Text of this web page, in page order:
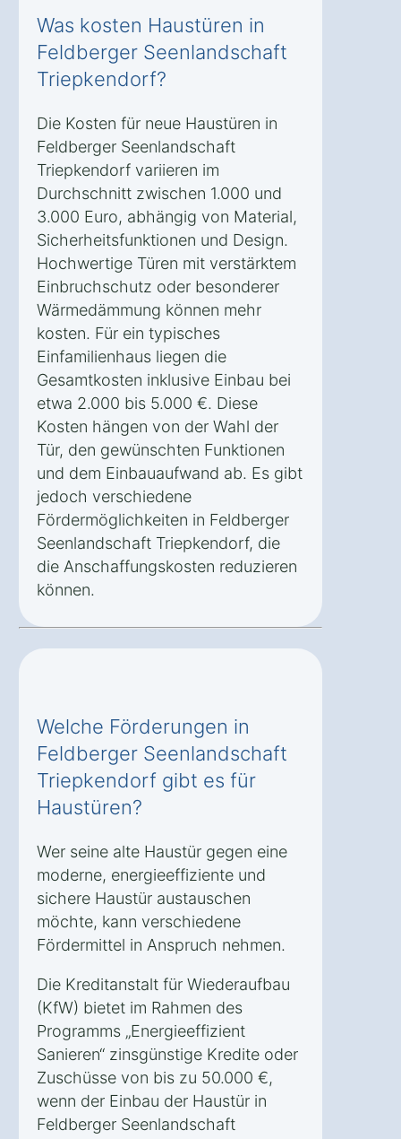
Was kosten Haustüren in
Feldberger Seenlandschaft
Triepkendorf?
Die Kosten für neue Haustüren in
Feldberger Seenlandschaft
Triepkendorf variieren im
Durchschnitt zwischen 1.000 und
3.000 Euro, abhängig von Material,
Sicherheitsfunktionen und Design.
Hochwertige Türen mit verstärktem
Einbruchschutz oder besonderer
Wärmedämmung können mehr
kosten. Für ein typisches
Einfamilienhaus liegen die
Gesamtkosten inklusive Einbau bei
etwa 2.000 bis 5.000 €. Diese
Kosten hängen von der Wahl der
Tür, den gewünschten Funktionen
und dem Einbauaufwand ab. Es gibt
jedoch verschiedene
Fördermöglichkeiten in Feldberger
Seenlandschaft Triepkendorf, die
die Anschaffungskosten reduzieren
können.
Welche Förderungen in
Feldberger Seenlandschaft
Triepkendorf gibt es für
Haustüren?
Wer seine alte Haustür gegen eine
moderne, energieeffiziente und
sichere Haustür austauschen
möchte, kann verschiedene
Fördermittel in Anspruch nehmen.
Die Kreditanstalt für Wiederaufbau
(KfW) bietet im Rahmen des
Programms „Energieeffizient
Sanieren“ zinsgünstige Kredite oder
Zuschüsse von bis zu 50.000 €,
wenn der Einbau der Haustür in
Feldberger Seenlandschaft